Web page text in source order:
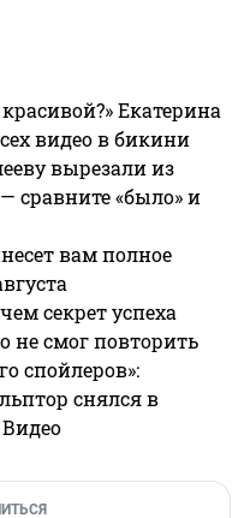
Екатерина
видео в бикини
вырезали из
сравните «было» и
вам полное
секрет успеха
не смог повторить
спойлеров»:
снялся в